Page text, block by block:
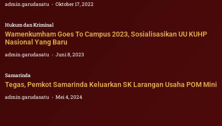
admin.garudasatu Oktober 17, 2022
Hukum dan Kriminal
Wamenkumham Goes To Campus 2023, Sosialisasikan UU KUHP
Nasional Yang Baru
admin.garudasatu Juni 8, 2023
Samarinda
Tegas, Pemkot Samarinda Keluarkan SK Larangan Usaha POM Mini
admin.garudasatu Mei 4, 2024